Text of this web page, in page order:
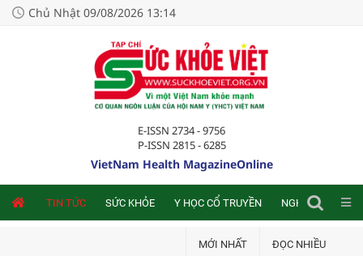
Chủ Nhật 09/08/2026 13:14
E-ISSN 2734 - 9756
P-ISSN 2815 - 6285
VietNam Health MagazineOnline
TIN TỨC SỨC KHỎE Y HỌC CỔ TRUYỀN NGHIÊN CỨU
MỚI NHẤT ĐỌC NHIỀU